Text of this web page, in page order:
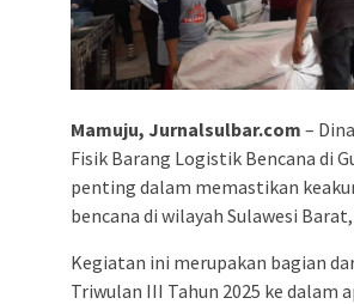
Mamuju, Jurnalsulbar.com –
Fisik Barang Logistik Bencana di
penting dalam memastikan
bencana di wilayah Sulawesi
Kegiatan ini merupakan bagian
Triwulan III Tahun 2025 ke dalam